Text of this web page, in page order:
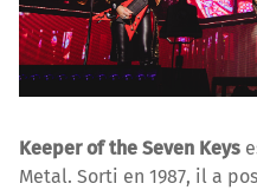
Keeper of the Seven Keys
Metal. Sorti en 1987, il a